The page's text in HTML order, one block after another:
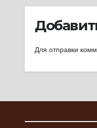
Для отправки